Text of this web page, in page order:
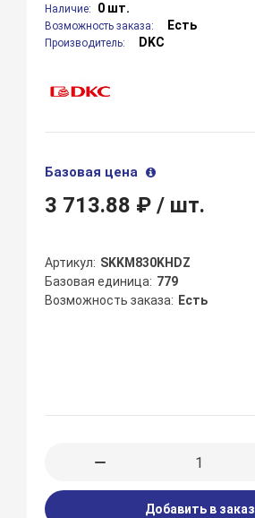
Наличие: 0 шт.
Возможность заказа: Есть
Производитель: DKC
Базовая цена
3 713.88 ₽/ шт.
Артикул
SKKM830KHDZ
Базовая единица 779
Возможность заказа
Есть
Добавить в заказ